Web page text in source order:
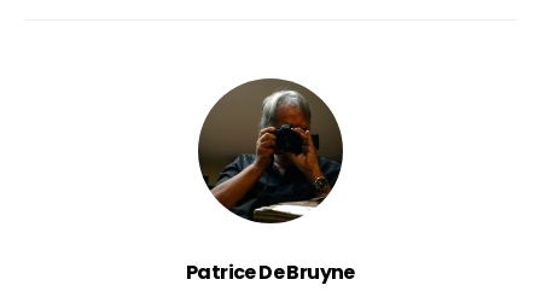
Patrice De Bruyne